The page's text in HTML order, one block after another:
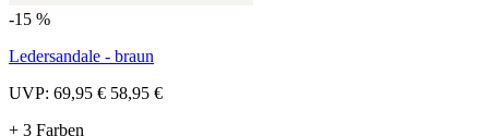
-15 %
Ledersandale - braun
UVP: 69,95 € 58,95 €
+ 3 Farben